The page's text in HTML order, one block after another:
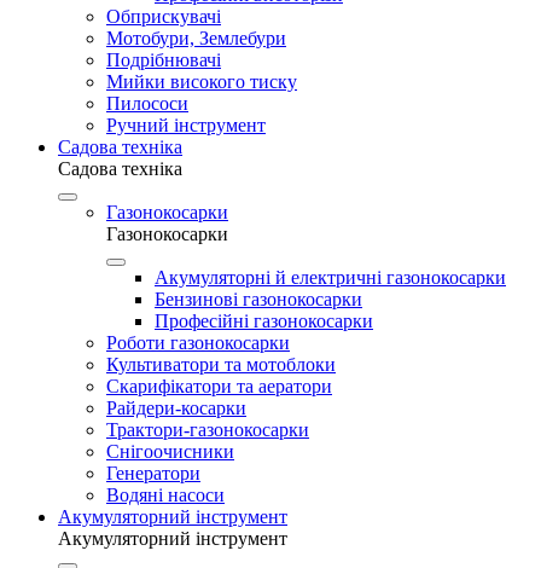
Обприскувачі
Мотобури, Землебури
Подрібнювачі
Мийки високого тиску
Пилососи
Ручний інструмент
Садова техніка
Садова техніка
Газонокосарки
Газонокосарки
Акумуляторні й електричні газонокосарки
Бензинові газонокосарки
Професійні газонокосарки
Роботи газонокосарки
Культиватори та мотоблоки
Скарифікатори та аератори
Райдери-косарки
Трактори-газонокосарки
Снігоочисники
Генератори
Водяні насоси
Акумуляторний інструмент
Акумуляторний інструмент